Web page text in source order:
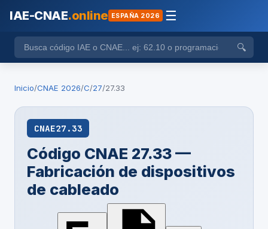
IAE-CNAE.online ESPAÑA 2026 ☰
🔍
Inicio/CNAE 2026/C/27/27.33
CNAE27.33
Código CNAE 27.33 —
Fabricación de dispositivos
de cableado